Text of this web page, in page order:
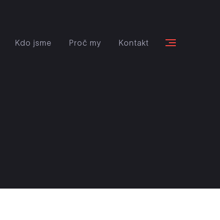
Kdo jsme Proč my Kontakt